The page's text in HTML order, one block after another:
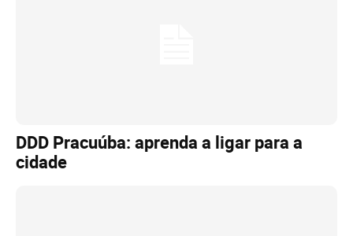
DDD Pracuúba: aprenda a ligar para a
cidade